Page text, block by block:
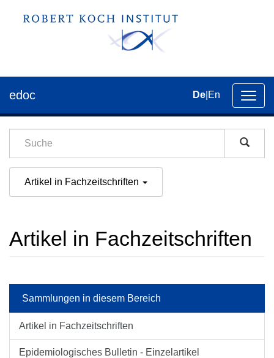
der
edoc De En
Artikel in Fachzeitschriften
Artikel in Fachzeitschriften
Sammlungen in diesem Bereich
Artikel in Fachzeitschriften
Epidemiologisches Bulletin - Einzelartikel